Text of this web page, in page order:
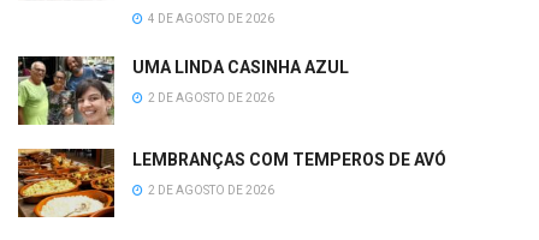
4 DE AGOSTO DE 2026
UMA LINDA CASINHA AZUL
2 DE AGOSTO DE 2026
LEMBRANÇAS COM TEMPEROS DE AVÓ
2 DE AGOSTO DE 2026